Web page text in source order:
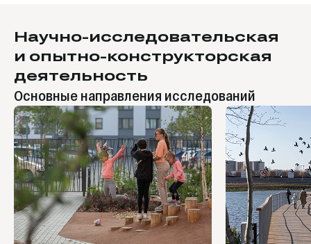
Научно-исследовательская
и опытно-конструкторская
деятельность
Основные направления исследований